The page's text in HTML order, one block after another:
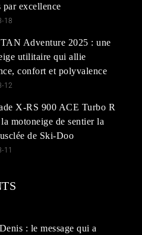
par excellence
18
Adventure 2025 : une
utilitaire qui allie
confort et polyvalence
12
X-RS 900 ACE Turbo R
motoneige de sentier la
de Ski-Doo
11
: le message qui a